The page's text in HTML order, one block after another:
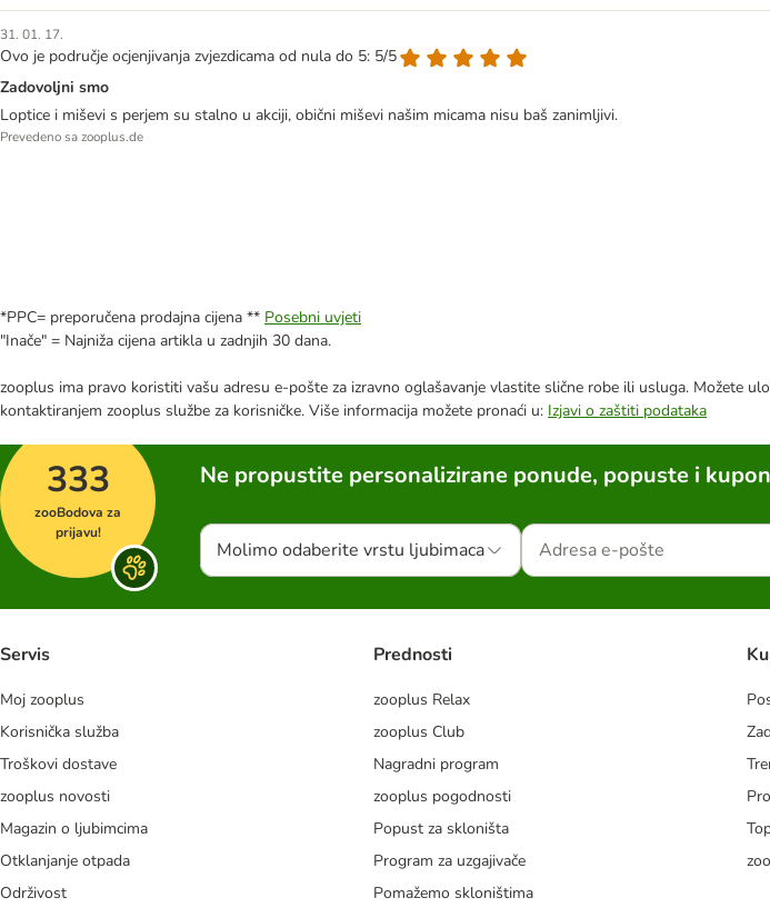
31. 01. 17.
Ovo je područje ocjenjivanja zvjezdicama od nula do 5: 5/5
Zadovoljni smo
Loptice i miševi s perjem su stalno u akciji, obični miševi našim micama nisu baš zanimljivi.
Prevedeno sa zooplus.de
*PPC= preporučena prodajna cijena ** Posebni uvjeti
"Inače" = Najniža cijena artikla u zadnjih 30 dana.
zooplus ima pravo koristiti vašu adresu e-pošte za izravno oglašavanje vlastite slične robe ili usluga. Možete
kontaktiranjem zooplus službe za korisničke. Više informacija možete pronaći u: Izjavi o zaštiti podataka
333
zooBodova za
prijavu!
Ne propustite personalizirane ponude, popuste i
Molimo odaberite vrstu ljubimaca
Servis
Moj zooplus
Korisnička služba
Troškovi dostave
zooplus novosti
Magazin o ljubimcima
Otklanjanje otpada
Održivost
Prednosti
zooplus Relax
zooplus Club
Nagradni program
zooplus pogodnosti
Popust za skloništa
Program za uzgajivače
Pomažemo skloništima